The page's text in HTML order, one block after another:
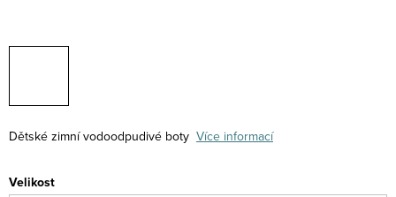
Dětské zimní vodoodpudivé boty Více informací
Velikost